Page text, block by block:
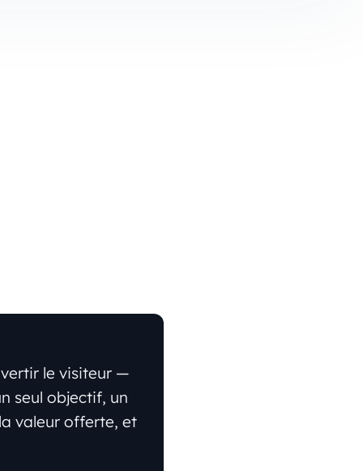
le visiteur —
seul objectif, un
valeur offerte, et